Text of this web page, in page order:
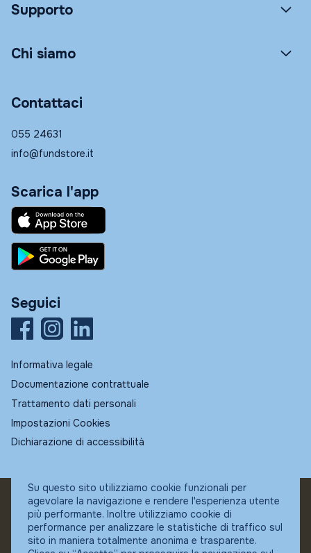
Supporto
Chi siamo
Contattaci
055 24631
info@fundstore.it
Scarica l'app
Seguici
Informativa legale
Documentazione contrattuale
Trattamento dati personali
Impostazioni Cookies
Dichiarazione di accessibilità
© Fundstore
Collocatore autorizzato:
Banca Ifigest SpA
P.Iva: 04337180485
Su questo sito utilizziamo cookie funzionali per
agevolare la navigazione e rendere l'esperienza utente
più performante. Inoltre utilizziamo cookie di
performance per analizzare le statistiche di traffico sul
sito in maniera totalmente anonima e trasparente.